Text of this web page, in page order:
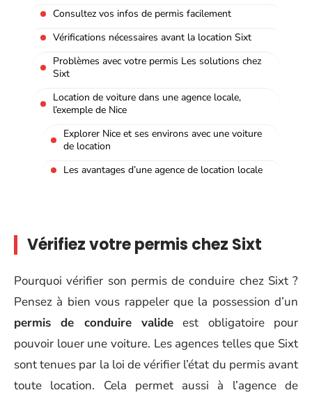
Consultez vos infos de permis facilement
Vérifications nécessaires avant la location Sixt
Problèmes avec votre permis Les solutions chez
Sixt
Location de voiture dans une agence locale,
l’exemple de Nice
Explorer Nice et ses environs avec une voiture
de location
Les avantages d’une agence de location locale
Vérifiez votre permis chez Sixt
Pourquoi vérifier son permis de conduire chez Sixt ?
Pensez à bien vous rappeler que la possession d’un
permis de conduire valide est obligatoire pour
pouvoir louer une voiture. Les agences telles que Sixt
sont tenues par la loi de vérifier l’état du permis avant
toute location. Cela permet aussi à l’agence de